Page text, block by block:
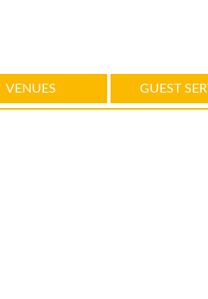
VENUES GUEST